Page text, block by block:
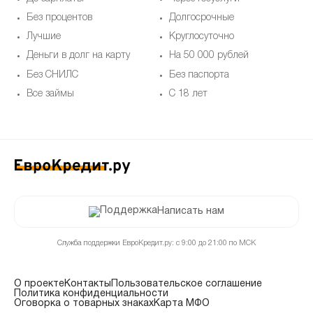
Без процентов
Лучшие
Деньги в долг на карту
Без СНИЛС
Все займы
Долгосрочные
Круглосуточно
На 50 000 рублей
Без паспорта
С 18 лет
Написать нам
Служба поддержки ЕвроКредит.ру: с 9:00 до 21:00 по МСК
О проектеКонтакты Пользовательское соглашение
Политика конфиденциальности
Оговорка о товарных знакахКарта МФО